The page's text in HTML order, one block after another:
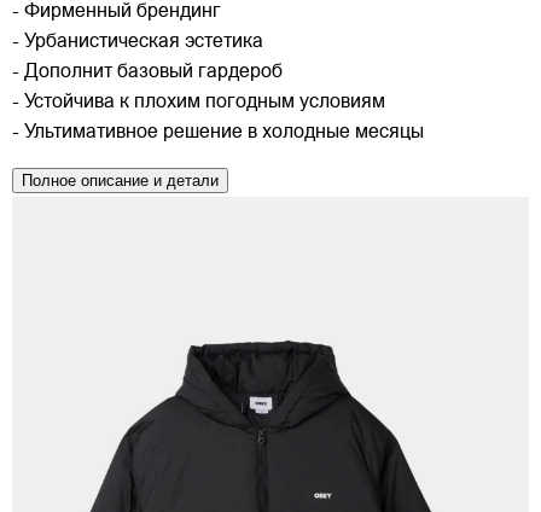
- Фирменный брендинг
- Урбанистическая эстетика
- Дополнит базовый гардероб
- Устойчива к плохим погодным условиям
- Ультимативное решение в холодные месяцы
Полное описание и детали